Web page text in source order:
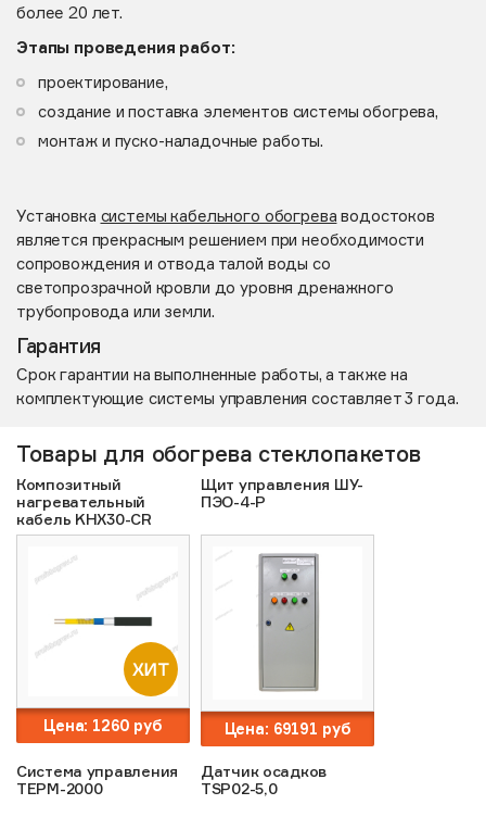
более 20 лет.
Этапы проведения работ:
проектирование,
создание и поставка элементов системы обогрева,
монтаж и пуско-наладочные работы.
Установка системы кабельного обогрева водостоков
является прекрасным решением при необходимости
сопровождения и отвода талой воды со
светопрозрачной кровли до уровня дренажного
трубопровода или земли.
Гарантия
Срок гарантии на выполненные работы, а также на
комплектующие системы управления составляет 3 года.
Товары для обогрева стеклопакетов
Композитный
нагревательный
кабель KHX30-CR
ХИТ
Цена: 1260 руб
Щит управления ШУ-
ПЭО-4-Р
Цена: 69191 руб
Cистема управления
ТЕРМ-2000
Датчик осадков
TSP02-5,0